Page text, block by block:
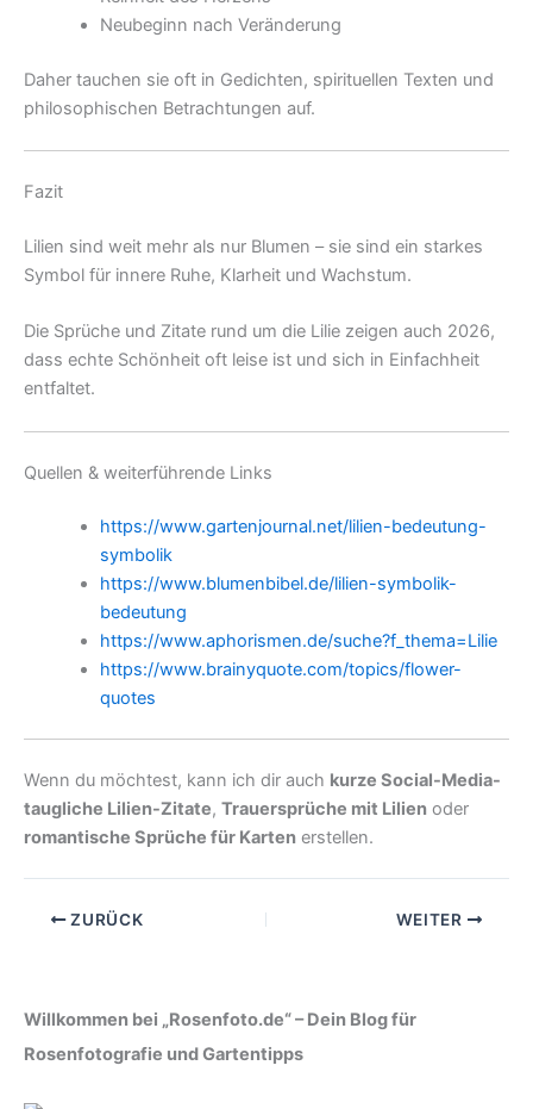
Neubeginn nach Veränderung
Daher tauchen sie oft in Gedichten, spirituellen Texten und
philosophischen Betrachtungen auf.
Fazit
Lilien sind weit mehr als nur Blumen – sie sind ein starkes
Symbol für innere Ruhe, Klarheit und Wachstum.
Die Sprüche und Zitate rund um die Lilie zeigen auch 2026,
dass echte Schönheit oft leise ist und sich in Einfachheit
entfaltet.
Quellen & weiterführende Links
https://www.gartenjournal.net/lilien-bedeutung-
symbolik
https://www.blumenbibel.de/lilien-symbolik-
bedeutung
https://www.aphorismen.de/suche?f_thema=Lilie
https://www.brainyquote.com/topics/flower-
quotes
Wenn du möchtest, kann ich dir auch kurze Social-Media-
taugliche Lilien-Zitate, Trauersprüche mit Lilien oder
romantische Sprüche für Karten erstellen.
ZURÜCK WEITER
Willkommen bei „Rosenfoto.de“ – Dein Blog für
Rosenfotografie und Gartentipps